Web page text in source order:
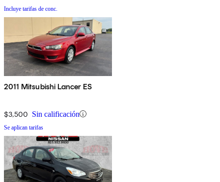
Incluye tarifas de conc.
2011 Mitsubishi Lancer ES
$3,500 Sin calificación
Se aplican tarifas